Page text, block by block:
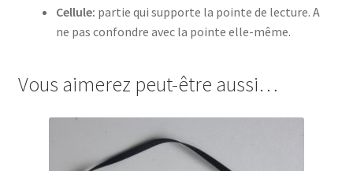
Cellule: partie qui supporte la pointe de lecture. A
ne pas confondre avec la pointe elle-même.
Vous aimerez peut-être aussi…